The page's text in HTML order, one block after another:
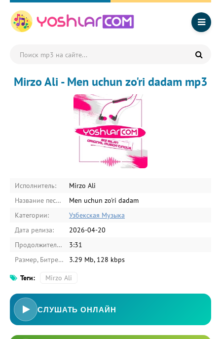
Mirzo Ali - Men uchun zo'ri dadam mp3
Исполнитель:
Mirzo Ali
Название песни:
Men uchun zo'ri dadam
Категории:
Узбекская Музыка
Дата релиза:
2026-04-20
Продолжительность:
3:31
Размер, Битрейт:
3.29 Mb, 128 kbps
Теги: Mirzo Ali
СЛУШАТЬ ОНЛАЙН